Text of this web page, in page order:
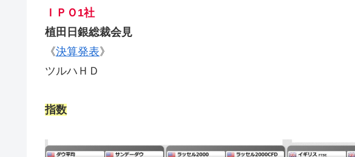
ＩＰＯ1社
植田日銀総裁会見
《決算発表》
ツルハＨＤ
指数